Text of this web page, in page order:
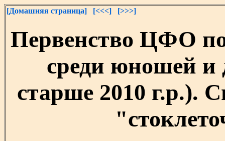
[Домашняя страница] [<<<] [>>>]
Первенство ЦФО
среди юношей и
старше 2010 г.р.).